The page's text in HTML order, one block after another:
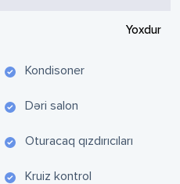
Yoxdur
Kondisoner
Dəri salon
Oturacaq qızdırıcıları
Kruiz kontrol